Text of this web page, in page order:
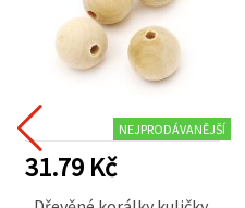
NEJPRODÁVANĚJŠÍ
31.79 Kč